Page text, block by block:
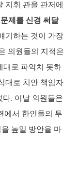
지휘 관을 관저에
제를 신경 써달
기하는 것이 가장
의원들의 지적은
대로 파악치 못하
대로 치안 책임자
. 이날 의원들은
에서 한인들의 투
높일 방안을 마